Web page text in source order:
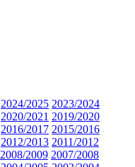
2024/2025 2023/2024
2020/2021 2019/2020
2016/2017 2015/2016
2012/2013 2011/2012
2008/2009 2007/2008